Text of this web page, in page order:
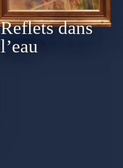
Reflets dans
l’eau